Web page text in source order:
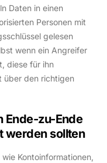
Daten in einen
Personen mit
gelesen
wenn ein Angreifer
diese für ihn
über den richtigen
Ende-zu-Ende
werden sollten
Kontoinformationen,